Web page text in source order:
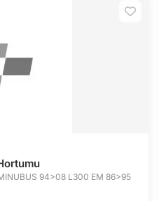
94>08 L300 EM 86>95